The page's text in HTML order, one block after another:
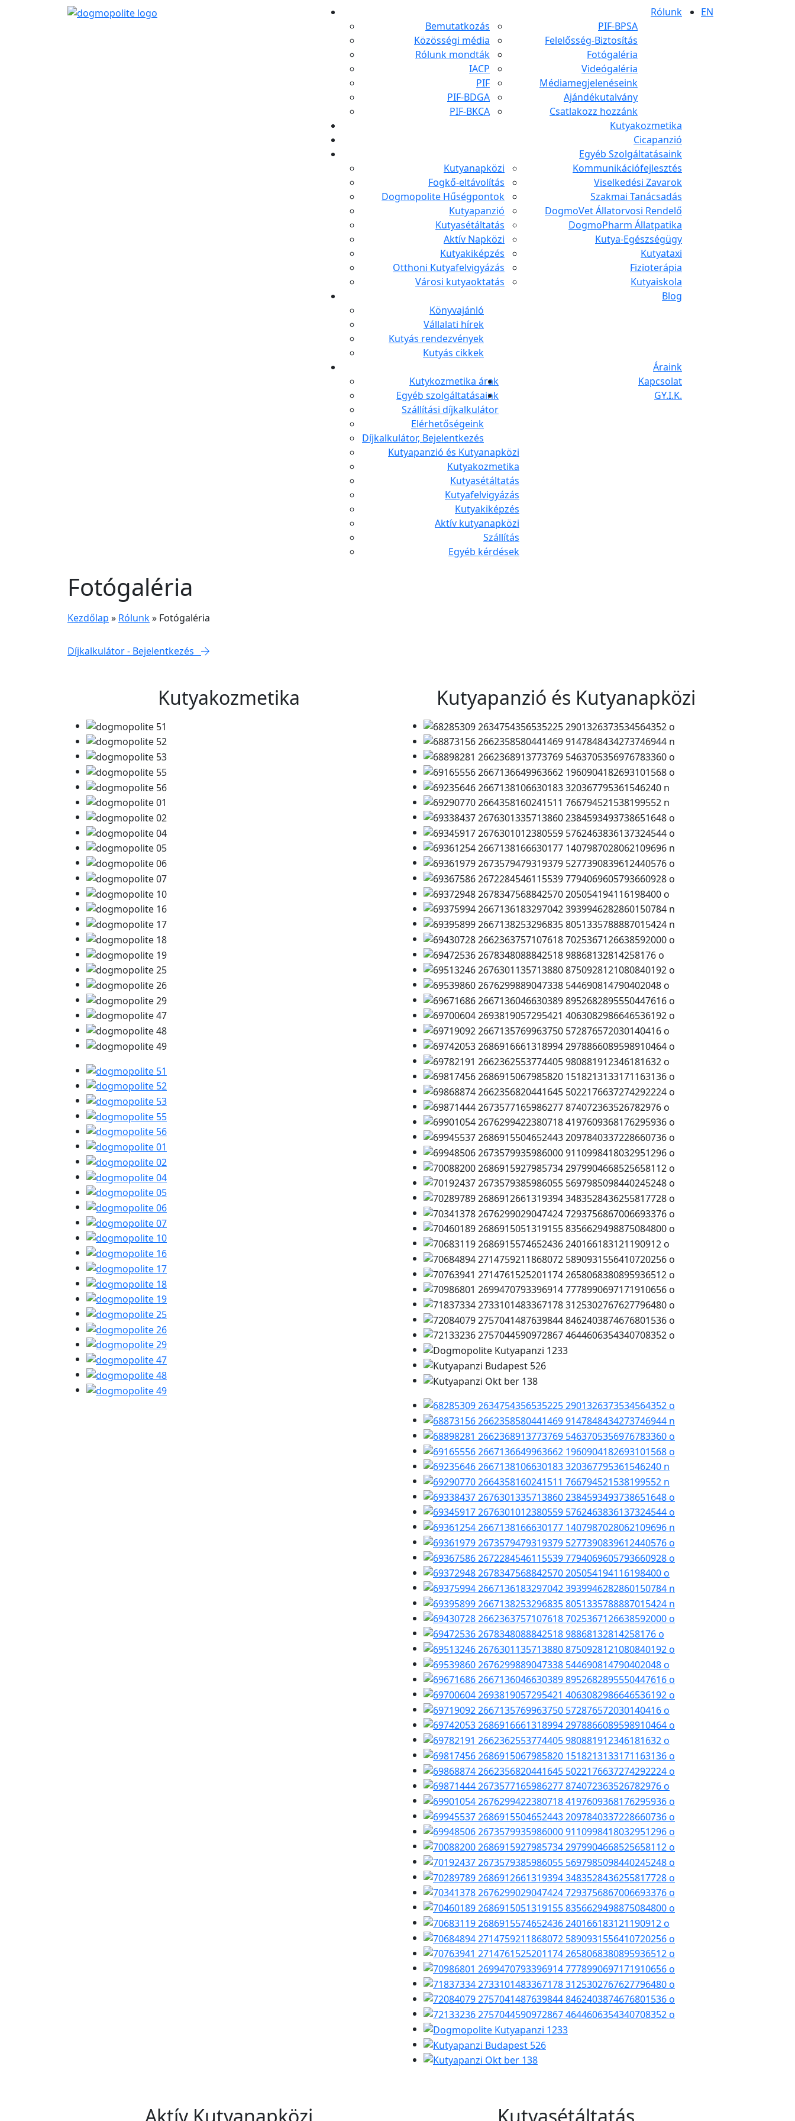
EN
Rólunk
Bemutatkozás
Közösségi média
Rólunk mondták
IACP
PIF
PIF-BDGA
PIF-BKCA
PIF-BPSA
Felelősség-Biztosítás
Fotógaléria
Videógaléria
Médiamegjelenéseink
Ajándékutalvány
Csatlakozz hozzánk
Kutyakozmetika
Cicapanzió
Egyéb Szolgáltatásaink
Kutyanapközi
Fogkő-eltávolítás
Dogmopolite Hűségpontok
Kutyapanzió
Kutyasétáltatás
Aktív Napközi
Kutyakiképzés
Otthoni Kutyafelvigyázás
Városi kutyaoktatás
Kommunikációfejlesztés
Viselkedési Zavarok
Szakmai Tanácsadás
DogmoVet Állatorvosi Rendelő
DogmoPharm Állatpatika
Kutya-Egészségügy
Kutyataxi
Fizioterápia
Kutyaiskola
Blog
Könyvajánló
Vállalati hírek
Kutyás rendezvények
Kutyás cikkek
Áraink
Kutykozmetika árak
Egyéb szolgáltatásaink
Szállítási díjkalkulátor
Kapcsolat
Elérhetőségeink
Díjkalkulátor, Bejelentkezés
GY.I.K.
Kutyapanzió és Kutyanapközi
Kutyakozmetika
Kutyasétáltatás
Kutyafelvigyázás
Kutyakiképzés
Aktív kutyanapközi
Szállítás
Egyéb kérdések
Fotógaléria
Kezdőlap » Rólunk» Fotógaléria
Díjkalkulátor - Bejelentkezés
Kutyakozmetika Kutyapanzió és Kutyanapközi